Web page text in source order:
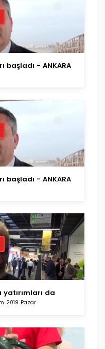
başladı - ANKARA
başladı - ANKARA
yatırımları da
2019 Pazar